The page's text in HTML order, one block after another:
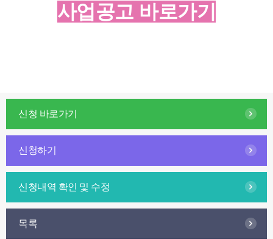
사업공고 바로가기
신청 바로가기
신청하기
신청내역 확인 및 수정
목록